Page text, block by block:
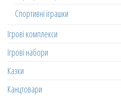
Спортивні іграшки
Ігрові комплекси
Ігрові набори
Казки
Канцтовари